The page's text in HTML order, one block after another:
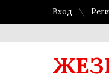
Вход